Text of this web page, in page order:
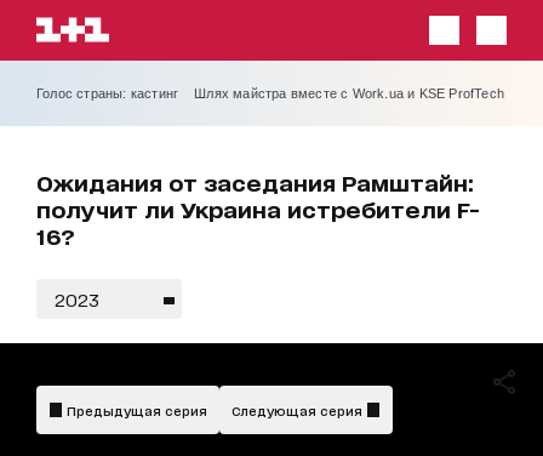
Голос страны: кастинг Шлях майстра вместе с Work.ua и KSE ProfTech
Ожидания от заседания Рамштайн:
получит ли Украина истребители F-
16?
2023
Предыдущая серия Следующая серия